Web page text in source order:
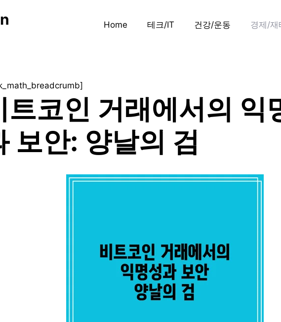
Home 테크/IT 건강/운동 경제/재
트코인 거래에서의 익
보안: 양날의 검